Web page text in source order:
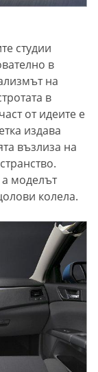
студии
в
на
в
от идеите е
издава
възлиза на
моделът
колела.